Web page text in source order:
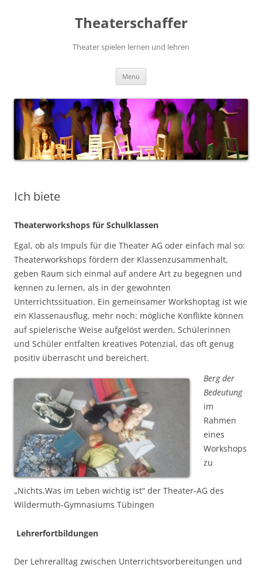
Theaterschaffer
Theater spielen lernen und lehren
Menü
Ich biete
Theaterworkshops für Schulklassen
Egal, ob als Impuls für die Theater AG oder einfach mal so:
Theaterworkshops fördern der Klassenzusammenhalt,
geben Raum sich einmal auf andere Art zu begegnen und
kennen zu lernen, als in der gewohnten
Unterrichtssituation. Ein gemeinsamer Workshoptag ist wie
ein Klassenausflug, mehr noch: mögliche Konflikte können
auf spielerische Weise aufgelöst werden, Schülerinnen
und Schüler entfalten kreatives Potenzial, das oft genug
positiv überrascht und bereichert.
Berg der
Bedeutung
im
Rahmen
eines
Workshops
zu
„Nichts.Was im Leben wichtig ist“ der Theater-AG des
Wildermuth-Gymnasiums Tübingen
Lehrerfortbildungen
Der Lehreralltag zwischen Unterrichtsvorbereitungen und